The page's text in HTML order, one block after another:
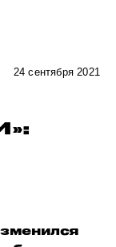
24 сентября 2021